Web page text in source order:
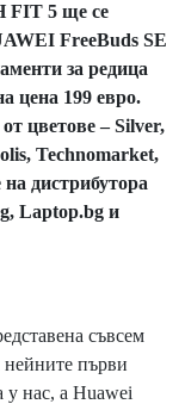
FIT 5 ще се
FreeBuds SE
за редица
цена 199 евро.
цветове –Silver,
, Technomarket,
дистрибутора
, Laptop.bg и
съвсем
нейните първи
у нас, а Huawei